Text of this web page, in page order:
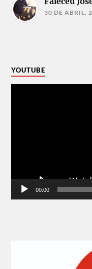
30 DE ABRIL,
YOUTUBE
00:00